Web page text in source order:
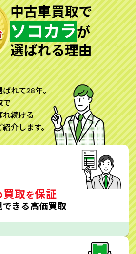
中古車買取で
ソコカラが
選ばれる理由
ばれて28年。
で
れ続ける
介します。
買取を保証
きる高価買取